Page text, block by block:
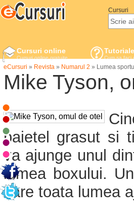
Cursuri
Cursuri online
Cursuri online gratuite
Tutoriale
Cum sa faci
eCursuri » Revista» Numarul 2 » Lumea
Mike Tyson,
baietel grasut si
va ajunge unul
lumea boxului.
care toata lumea